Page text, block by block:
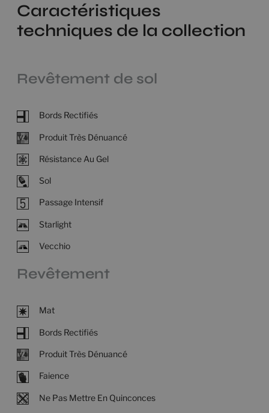
Caractéristiques
techniques de la collection
Revêtement de sol
Bords Rectifiés
Produit Très Dénuancé
Résistance Au Gel
Sol
Passage Intensif
Starlight
Vecchio
Revêtement
Mat
Bords Rectifiés
Produit Très Dénuancé
Faience
Ne Pas Mettre En Quinconces